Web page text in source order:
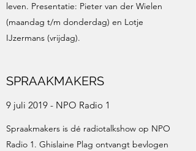
leven. Presentatie: Pieter van der Wielen
(maandag t/m donderdag) en Lotje
IJzermans (vrijdag).
SPRAAKMAKERS
9 juli 2019 - NPO Radio 1
Spraakmakers is dé radiotalkshow op NPO
Radio 1. Ghislaine Plag ontvangt bevlogen